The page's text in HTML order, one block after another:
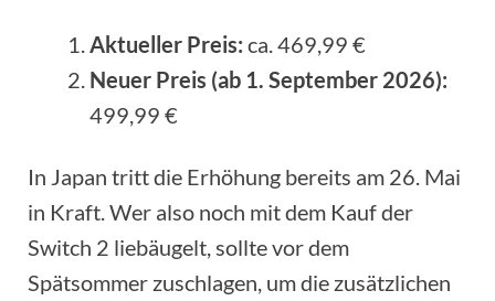
Aktueller Preis: ca. 469,99 €
Neuer Preis (ab 1. September 2026):
499,99 €
In Japan tritt die Erhöhung bereits am 26. Mai
in Kraft. Wer also noch mit dem Kauf der
Switch 2 liebäugelt, sollte vor dem
Spätsommer zuschlagen, um die zusätzlichen